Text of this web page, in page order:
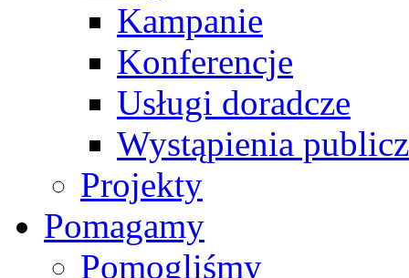
Kampanie
Konferencje
Usługi doradcze
Wystąpienia
Projekty
Pomagamy
Pomogliśmy